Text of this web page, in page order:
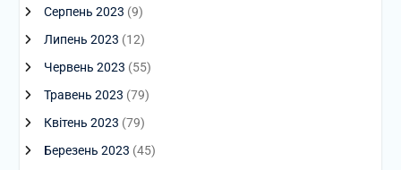
Серпень 2023 (9)
Липень 2023 (12)
Червень 2023 (55)
Травень 2023 (79)
Квітень 2023 (79)
Березень 2023 (45)